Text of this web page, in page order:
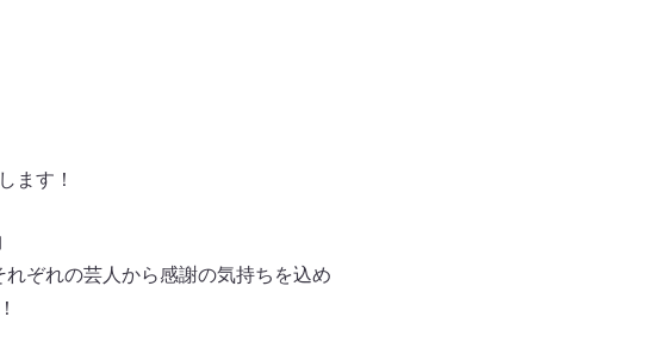
ます！
ぞれの芸人から感謝の気持ちを込め